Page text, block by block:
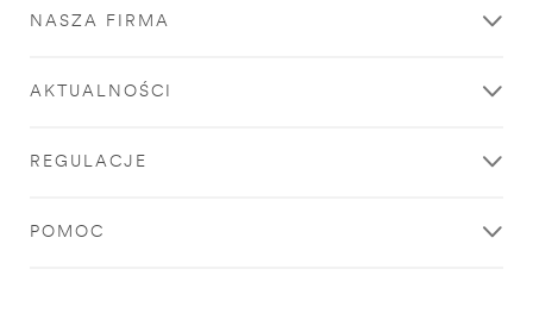
NASZA FIRMA
AKTUALNOŚCI
REGULACJE
POMOC